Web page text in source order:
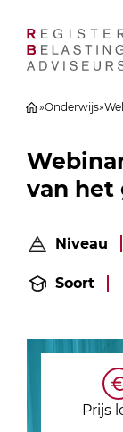
»Onderwijs»
van het
Niveau
Soort
Prijs